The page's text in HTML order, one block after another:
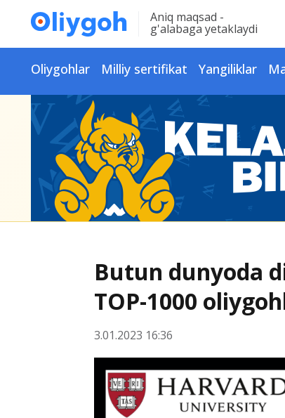
Aniq maqsad -
g'alabaga yetaklaydi
Oliygohlar Milliy sertifikat Yangiliklar
Butun dunyoda
TOP-1000
3.01.2023 16:36